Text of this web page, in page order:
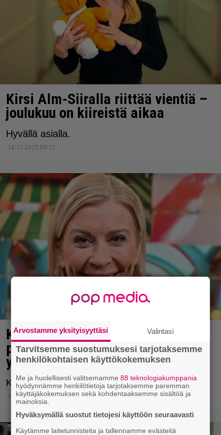
Kirsi Alm-Siiralla riittää vientiä –
joulukuu on kiireistä aikaa
Hyvällä asialla.
18.11.2025 09:12
Kirsi Alm-Siira poseeraa
pehmonallen kanssa –
ylläriuutinen!
Kirsillä vientiä riittää.
15.11.2025 20:38
Arvostamme yksityisyyttäsi Valintasi
Tarvitsemme suostumuksesi tarjotaksemme
henkilökohtaisen käyttökokemuksen
Me ja huolellisesti valitsemamme88 teknologiakumppania
hyödynnämme henkilötietoja tarjotaksemme paremman
käyttäjäkokemuksen sekä kohdentaaksemme sisältöä ja
mainoksia.
Hyväksymällä suostut tietojesi käyttöön seuraavasti
Käytämme laitetunnisteita ja tallennamme evästeitä